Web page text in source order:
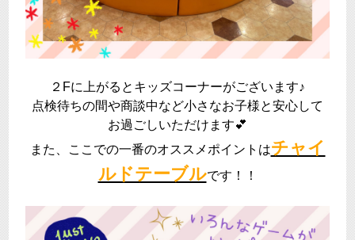
２Fに上がるとキッズコーナーがございます♪
点検待ちの間や商談中など小さなお子様と安心して
お過ごしいただけます💕
また、ここでの一番のオススメポイントはチャイ
ルドテーブルです！！